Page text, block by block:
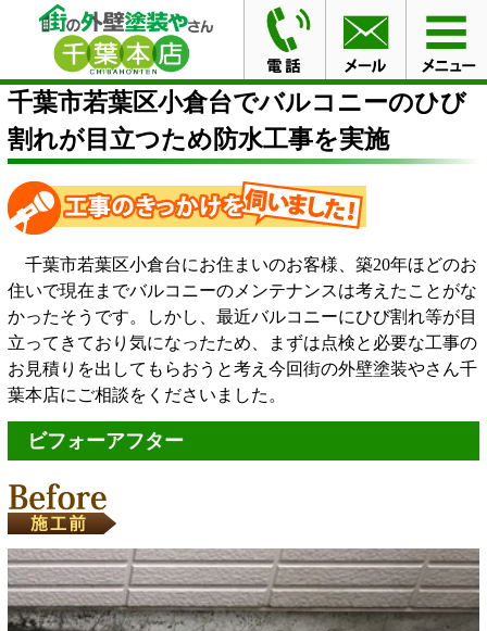
HOME 施工事例
千葉市若葉区小倉台でバルコニーのひ
び割れが目立つため防水工事を実施
千葉市若葉区小倉台でバルコニーのひび
割れが目立つため防水工事を実施
千葉市若葉区小倉台にお住まいのお客様、築20年ほどのお
住いで現在までバルコニーのメンテナンスは考えたことがな
かったそうです。しかし、最近バルコニーにひび割れ等が目
立ってきており気になったため、まずは点検と必要な工事の
お見積りを出してもらおうと考え今回街の外壁塗装やさん千
葉本店にご相談をくださいました。
ビフォーアフター